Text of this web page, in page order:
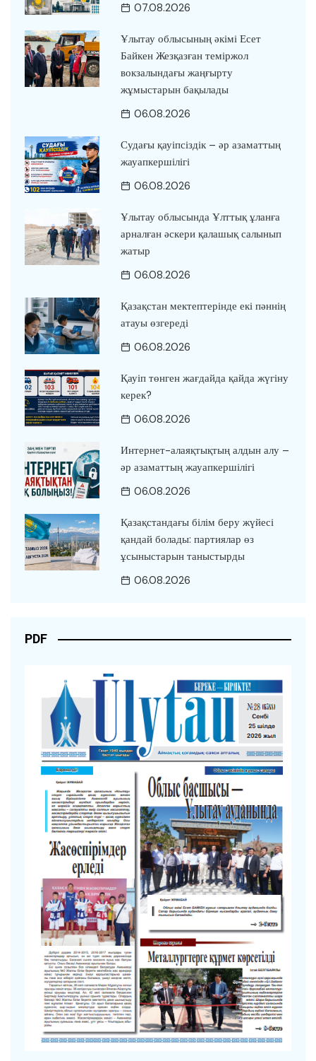
07.08.2026
Ұлытау облысының әкімі Есет
Байкен Жезқазған теміржол
вокзалындағы жаңғырту
жұмыстарын бақылады
06.08.2026
Судағы қауіпсіздік – әр азаматтың
жауапкершілігі
06.08.2026
Ұлытау облысында Ұлттық ұланға
арналған әскери қалашық салынып
жатыр
06.08.2026
Қазақстан мектептерінде екі пәннің
атауы өзгереді
06.08.2026
Қауіп төнген жағдайда қайда жүгіну
керек?
06.08.2026
Интернет-алаяқтықтың алдын алу –
әр азаматтың жауапкершілігі
06.08.2026
Қазақстандағы білім беру жүйесі
қандай болады: партиялар өз
ұсыныстарын таныстырды
06.08.2026
PDF